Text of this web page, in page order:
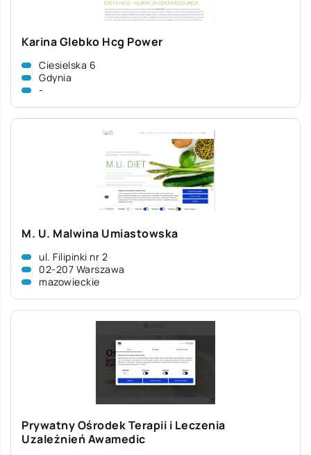
Karina Glebko Hcg Power
Ciesielska 6
Gdynia
-
M. U. Malwina Umiastowska
ul. Filipinki nr 2
02-207 Warszawa
mazowieckie
Prywatny Ośrodek Terapii i Leczenia
Uzależnień Awamedic